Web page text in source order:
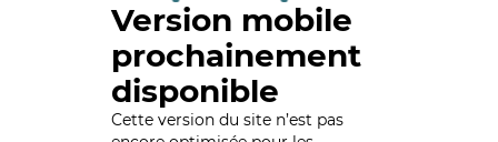
Version mobile
prochainement
disponible
Cette version du site n’est pas